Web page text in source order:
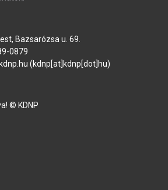
Bazsarózsa u. 69.
0879
kdnp hu (kdnp[at]kdnp[dot]hu)
© KDNP